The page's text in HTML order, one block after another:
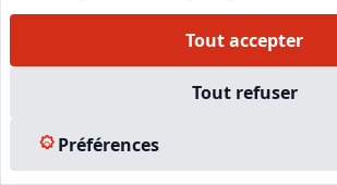
Tout accepter
Tout refuser
Préférences
Notre équipe est à votre écoute pour vous
du financement de votre formation à la
entreprise